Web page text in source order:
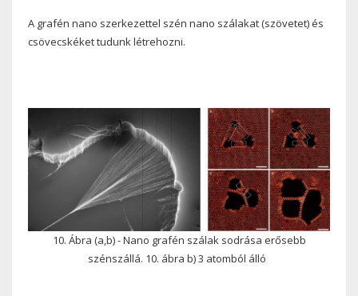
A grafén nano szerkezettel szén nano szálakat (szövetet) és
csövecskéket tudunk létrehozni.
10. Ábra (a,b) - Nano grafén szálak sodrása erősebb
szénszállá. 10. ábra b) 3 atomból álló